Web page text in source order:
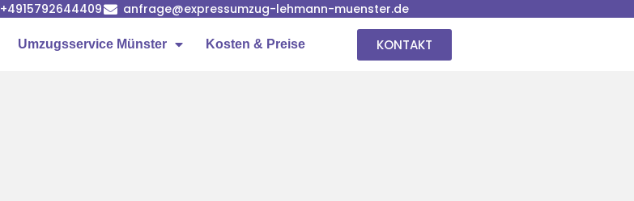
+4915792644409 anfrage@expressumzug-lehmann-muenster.de
Umzugsservice Münster Kosten & Preise KONTAKT